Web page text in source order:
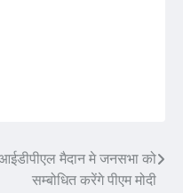
मैदान मे जनसभा को
सम्बोधित करेंगे पीएम मोदी